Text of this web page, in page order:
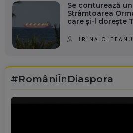
Se conturează
Strâmtoarea
care și-l dorește
IRINA OLTEANU
#RomâniÎnDiaspora